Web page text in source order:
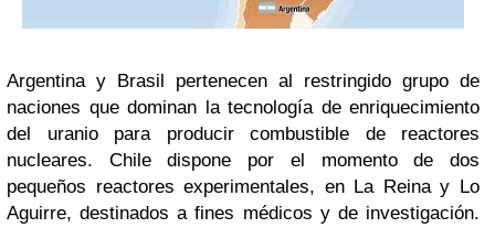
Argentina y Brasil pertenecen al restringido grupo de
naciones que dominan la tecnología de enriquecimiento
del uranio para producir combustible de reactores
nucleares. Chile dispone por el momento de dos
pequeños reactores experimentales, en La Reina y Lo
Aguirre, destinados a fines médicos y de investigación.